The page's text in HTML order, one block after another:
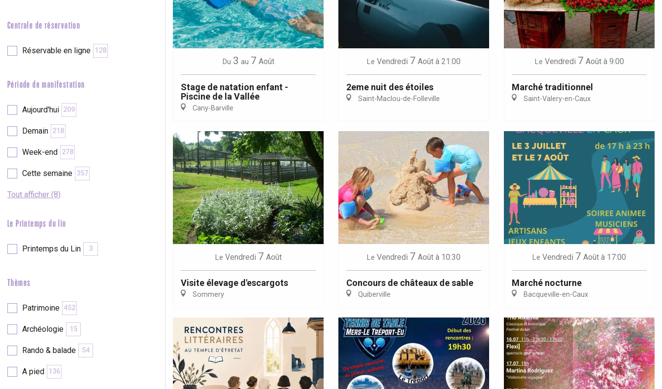
Seine
Forges-les-Eaux
Neufchâtel-en-Bray
Paris 1h30
Centrale de réservation
Réservable en ligne 128
Période de manifestation
Aujourd'hui 209
Demain 218
Week-end 278
Cette semaine 357
Tout afficher (8)
Le Printemps du lin
Printemps du Lin 3
Thèmes
Patrimoine 452
Archéologie 15
Rando & balade 54
A pied 136
Du 3 au 7 Août
Stage de natation enfant -
Piscine de la Vallée
Cany-Barville
Le Vendredi 7 Août à 21:00
2eme nuit des étoiles
Saint-Maclou-de-Folleville
Le Vendredi 7 Août à 9:00
Marché traditionnel
Saint-Valery-en-Caux
Le Vendredi 7 Août
Visite élevage d'escargots
Sommery
Le Vendredi 7 Août à 10:30
Concours de châteaux de sable
Quiberville
Le Vendredi 7 Août à 17:00
Marché nocturne
Bacqueville-en-Caux